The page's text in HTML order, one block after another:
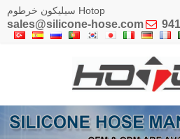
Hotop سيليكون خرطوم

sales@silicone-hose.com